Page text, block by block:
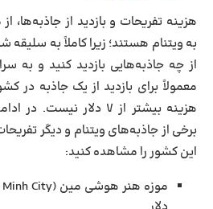
هزینه تفریحات و بازدید از جاذبه‌ها،
به ویتنام هستند؛ زیرا کاملاً به
از چه جاذبه‌هایی بازدید کنید و به
معمولاً برای بازدید از یک جاذبه در
هزینه بیشتر از ۷ دلار
برخی از جاذبه‌های ویتنام و دیگر
این کشور را مشاهده کنید: